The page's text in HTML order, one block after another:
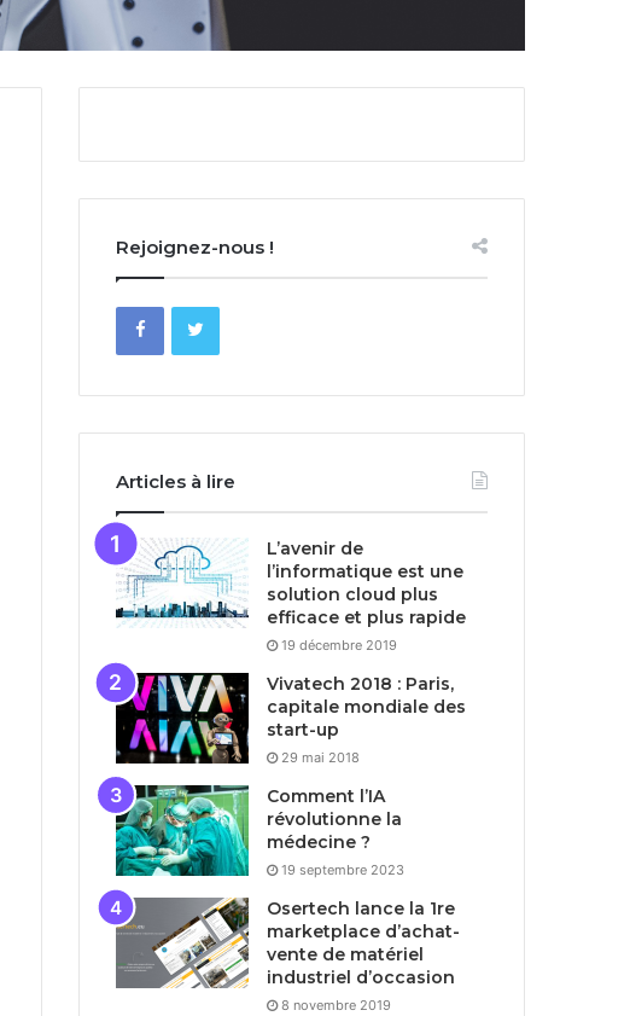
Rejoignez-nous !
Articles à lire
L’avenir de
l’informatique est une
solution cloud plus
efficace et plus rapide
19 décembre 2019
Vivatech 2018 : Paris,
capitale mondiale des
start-up
29 mai 2018
Comment l’IA
révolutionne la
médecine ?
19 septembre 2023
Osertech lance la 1re
marketplace d’achat-
vente de matériel
industriel d’occasion
8 novembre 2019